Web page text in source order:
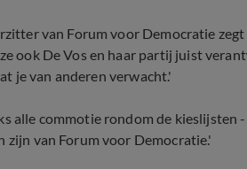
van Forum voor Democratie
ook De Vos en haar partij juist
je van anderen verwacht.'
alle commotie rondom de kieslijsten
zijn van Forum voor Democratie.'